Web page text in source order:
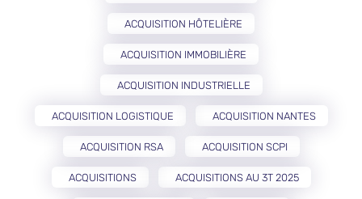
ACQUISITION HÔTELIÈRE
ACQUISITION IMMOBILIÈRE
ACQUISITION INDUSTRIELLE
ACQUISITION LOGISTIQUE ACQUISITION NANTES
ACQUISITION RSA ACQUISITION SCPI
ACQUISITIONS ACQUISITIONS AU 3T 2025